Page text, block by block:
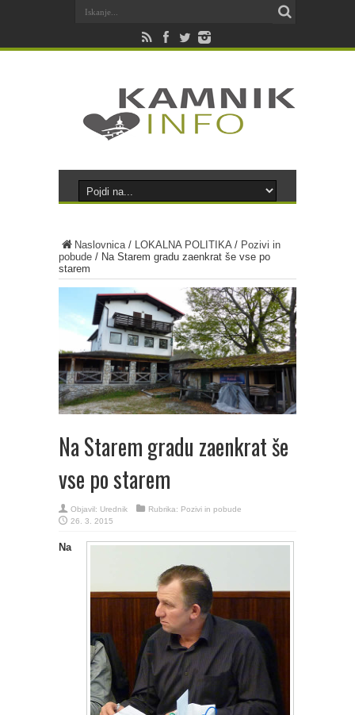
Naslovnica/ LOKALNA POLITIKA/ Pozivi in
pobude / Na Starem gradu zaenkrat še vse po
starem
Na Starem gradu zaenkrat še
vse po starem
Objavil: Urednik Rubrika: Pozivi in pobude
26. 3. 2015
Na